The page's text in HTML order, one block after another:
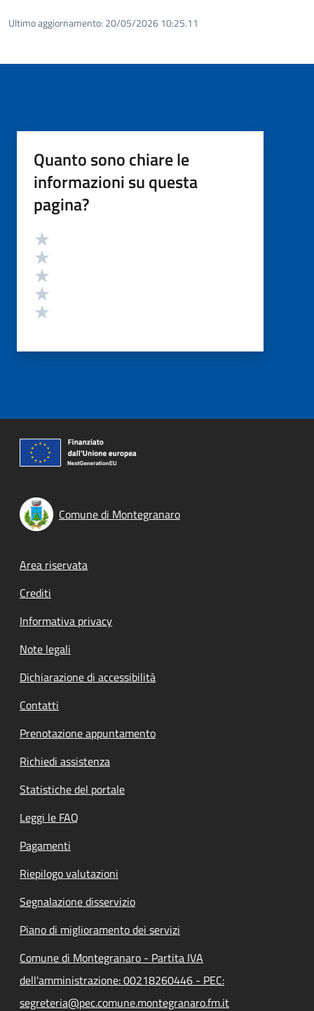
Ultimo aggiornamento: 20/05/2026 10:25.11
Quanto sono chiare le
informazioni su questa
pagina?
Valutazione
Comune di Montegranaro
Footer menu
Area riservata
Crediti
Informativa privacy
Note legali
Dichiarazione di accessibilità
Contatti
Prenotazione appuntamento
Richiedi assistenza
Statistiche del portale
Leggi le FAQ
Pagamenti
Riepilogo valutazioni
Segnalazione disservizio
Piano di miglioramento dei servizi
Comune di Montegranaro - Partita IVA
dell'amministrazione: 00218260446 - PEC:
segreteria@pec.comune.montegranaro.fm.it